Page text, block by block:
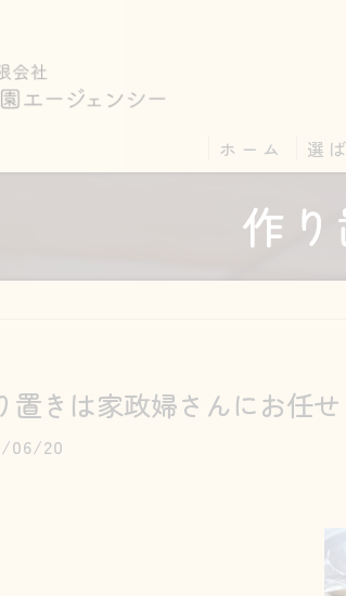
ホーム 選
作
置きは家政婦さんにお任せ
06/20